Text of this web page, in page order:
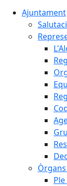
Ajuntament